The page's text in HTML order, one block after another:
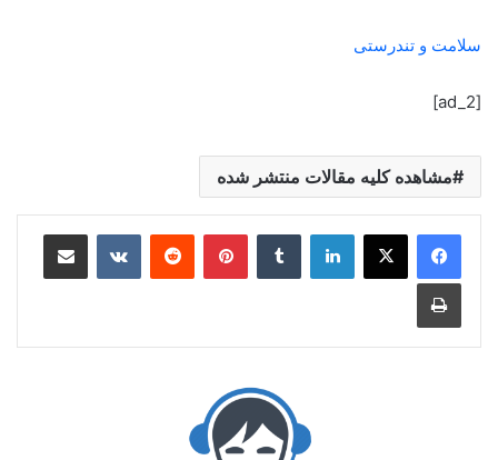
سلامت و تندرستی
[ad_2]
مشاهده کلیه مقالات منتشر شده